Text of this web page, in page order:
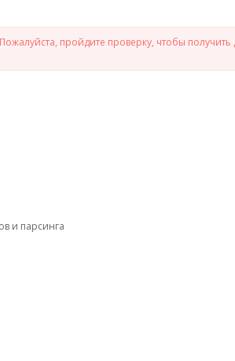
пройдите проверку, чтобы получить
и парсинга